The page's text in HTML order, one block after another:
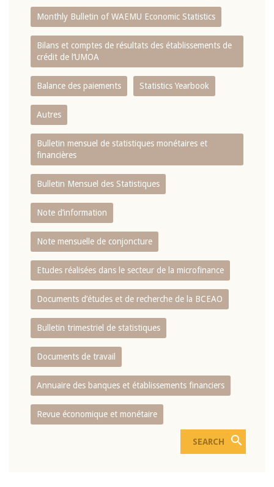
Monthly Bulletin of WAEMU Economic Statistics
Bilans et comptes de résultats des établissements de
crédit de l‘UMOA
Balance des paiements Statistics Yearbook
Autres
Bulletin mensuel de statistiques monétaires et
financières
Bulletin Mensuel des Statistiques
Note d’information
Note mensuelle de conjoncture
Etudes réalisées dans le secteur de la microfinance
Documents d’études et de recherche de la BCEAO
Bulletin trimestriel de statistiques
Documents de travail
Annuaire des banques et établissements financiers
Revue économique et monétaire